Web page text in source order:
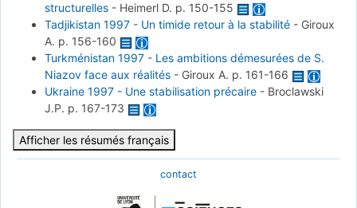
structurelles - Heimerl D. p. 150-155
Tadjikistan 1997 - Un timide retour à la stabilité - Giroux
A. p. 156-160
Turkménistan 1997 - Les ambitions démesurées de S.
Niazov face aux réalités - Giroux A. p. 161-166
Ukraine 1997 - Une stabilisation précaire - Broclawski
J.P. p. 167-173
Afficher les résumés français
contact